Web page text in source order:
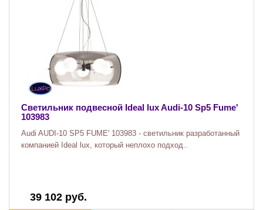
Светильник подвесной Ideal lux Audi-10 Sp5 Fume'
103983
Audi AUDI-10 SP5 FUME' 103983 - светильник разработанный
компанией Ideal lux, который неплохо подход..
39 102 руб.